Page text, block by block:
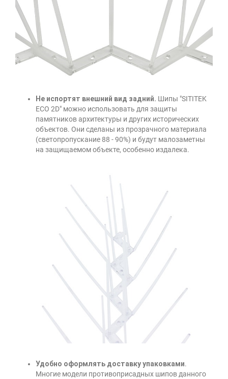
Не испортят внешний вид задний. Шипы "SITITEK
ECO 2D" можно использовать для защиты
памятников архитектуры и других исторических
объектов. Они сделаны из прозрачного материала
(светопропускание 88 - 90%) и будут малозаметны
на защищаемом объекте, особенно издалека.
Удобно оформлять доставку упаковками.
Многие модели противоприсадных шипов данного